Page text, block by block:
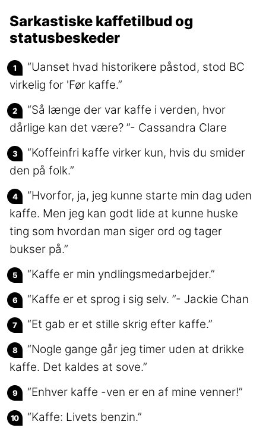
Sarkastiske kaffetilbud og
statusbeskeder
“Uanset hvad historikere påstod, stod BC
virkelig for 'Før kaffe.”
“Så længe der var kaffe i verden, hvor
dårlige kan det være? ”- Cassandra Clare
“Koffeinfri kaffe virker kun, hvis du smider
den på folk.”
“Hvorfor, ja, jeg kunne starte min dag uden
kaffe. Men jeg kan godt lide at kunne huske
ting som hvordan man siger ord og tager
bukser på.”
“Kaffe er min yndlingsmedarbejder.”
“Kaffe er et sprog i sig selv. ”- Jackie Chan
“Et gab er et stille skrig efter kaffe.”
“Nogle gange går jeg timer uden at drikke
kaffe. Det kaldes at sove.”
“Enhver kaffe -ven er en af mine venner!”
“Kaffe: Livets benzin.”